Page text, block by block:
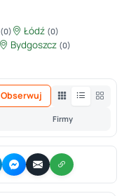
(0) Łódź (0)
Bydgoszcz (0)
Firmy
Obserwuj